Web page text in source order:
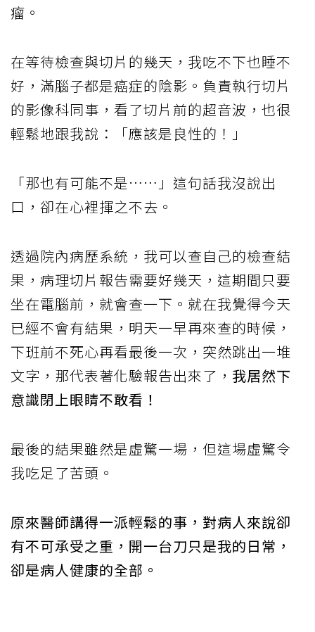
瘤。
在等待檢查與切片的幾天，我吃不下也睡不
好，滿腦子都是癌症的陰影。負責執行切片
的影像科同事，看了切片前的超音波，也很
輕鬆地跟我說：「應該是良性的！」
「那也有可能不是……」這句話我沒說出
口，卻在心裡揮之不去。
透過院內病歷系統，我可以查自己的檢查結
果，病理切片報告需要好幾天，這期間只要
坐在電腦前，就會查一下。就在我覺得今天
已經不會有結果，明天一早再來查的時候，
下班前不死心再看最後一次，突然跳出一堆
文字，那代表著化驗報告出來了， 我居然下
意識閉上眼睛不敢看！
最後的結果雖然是虛驚一場，但這場虛驚令
我吃足了苦頭。
原來醫師講得一派輕鬆的事，對病人來說卻
有不可承受之重，開一台刀只是我的日常，
卻是病人健康的全部。